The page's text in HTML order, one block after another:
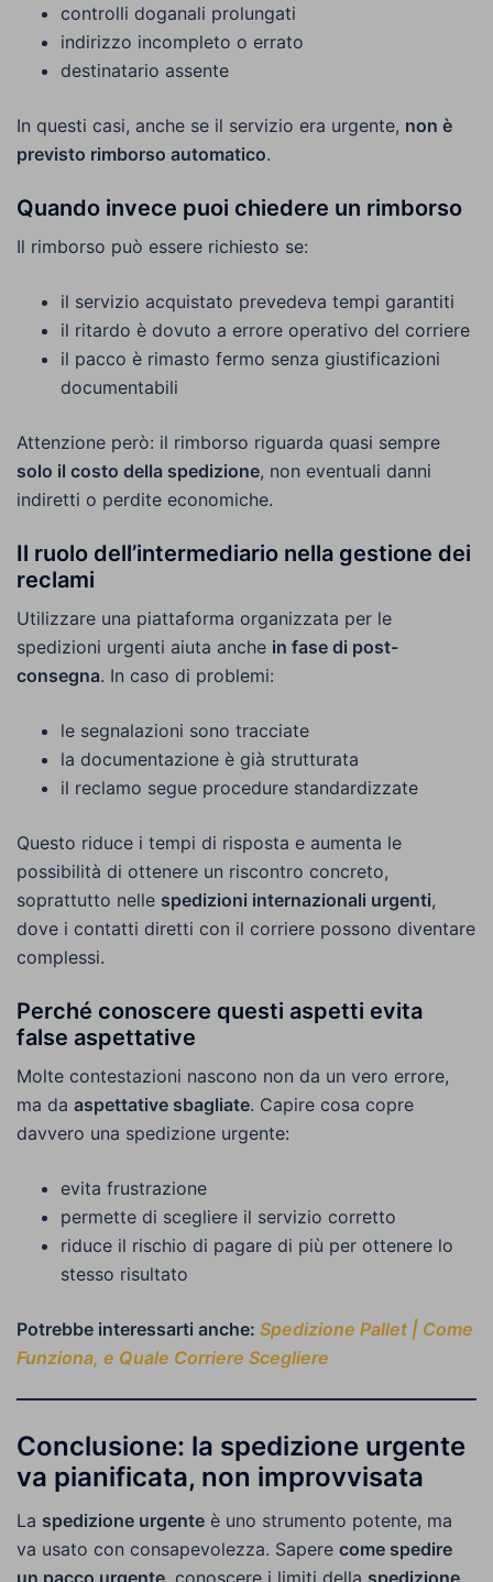
controlli doganali prolungati
indirizzo incompleto o errato
destinatario assente
In questi casi, anche se il servizio era urgente, non è
previsto rimborso automatico.
Quando invece puoi chiedere un rimborso
Il rimborso può essere richiesto se:
il servizio acquistato prevedeva tempi garantiti
il ritardo è dovuto a errore operativo del corriere
il pacco è rimasto fermo senza giustificazioni
documentabili
Attenzione però: il rimborso riguarda quasi sempre
solo il costo della spedizione, non eventuali danni
indiretti o perdite economiche.
Il ruolo dell’intermediario nella gestione dei
reclami
Utilizzare una piattaforma organizzata per le
spedizioni urgenti aiuta anche in fase di post-
consegna. In caso di problemi:
le segnalazioni sono tracciate
la documentazione è già strutturata
il reclamo segue procedure standardizzate
Questo riduce i tempi di risposta e aumenta le
possibilità di ottenere un riscontro concreto,
soprattutto nelle spedizioni internazionali urgenti,
dove i contatti diretti con il corriere possono diventare
complessi.
Perché conoscere questi aspetti evita
false aspettative
Molte contestazioni nascono non da un vero errore,
ma da aspettative sbagliate. Capire cosa copre
davvero una spedizione urgente:
evita frustrazione
permette di scegliere il servizio corretto
riduce il rischio di pagare di più per ottenere lo
stesso risultato
Potrebbe interessarti anche: Spedizione Pallet | Come
Funziona, e Quale Corriere Scegliere
Conclusione: la spedizione urgente
va pianificata, non improvvisata
La spedizione urgente è uno strumento potente, ma
va usato con consapevolezza. Sapere come spedire